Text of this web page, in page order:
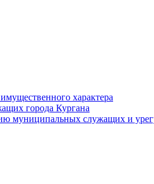
характера
города Кургана
муниципальных служащих и